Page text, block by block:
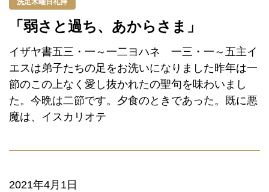
洗足木曜日礼拝
「弱さと過ち、あからさま」
イザヤ書五三・一～一二ヨハネ 一三・一～五主イ
エスは弟子たちの足をお洗いになりました昨年は一
節のこの上なく愛し抜かれたの聖句を味わいまし
た。今晩は二節です。夕食のときであった。既に悪
魔は、イスカリオテ
2021年4月1日